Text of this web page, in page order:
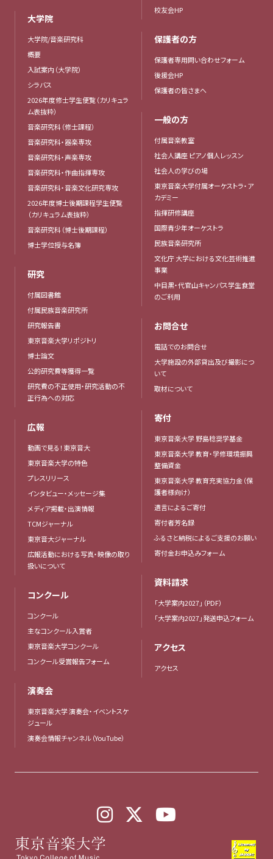
大学院
大学院/音楽研究科
概要
入試案内（大学院）
シラバス
2026年度修士学生便覧（カリキュラ
ム表抜粋）
音楽研究科（修士課程）
音楽研究科・器楽専攻
音楽研究科・声楽専攻
音楽研究科・作曲指揮専攻
音楽研究科・音楽文化研究専攻
2026年度博士後期課程学生便覧
（カリキュラム表抜粋）
音楽研究科（博士後期課程）
博士学位授与名簿
研究
付属図書館
付属民族音楽研究所
研究報告書
東京音楽大学リポジトリ
博士論文
公的研究費等獲得一覧
研究費の不正使用・研究活動の不
正行為への対応
広報
動画で見る！東京音大
東京音楽大学の特色
プレスリリース
インタビュー・メッセージ集
メディア掲載・出演情報
TCMジャーナル
東京音大ジャーナル
広報活動における写真・映像の取り
扱いについて
コンクール
コンクール
主なコンクール入賞者
東京音楽大学コンクール
コンクール受賞報告フォーム
演奏会
東京音楽大学 演奏会・イベントスケ
ジュール
演奏会情報チャンネル（YouTube）
校友会HP
保護者の方
保護者専用問い合わせフォーム
後援会HP
保護者の皆さまへ
一般の方
付属音楽教室
社会人講座 ピアノ個人レッスン
社会人の学びの場
東京音楽大学付属オーケストラ・ア
カデミー
指揮研修講座
国際青少年オーケストラ
民族音楽研究所
文化庁 大学における文化芸術推進
事業
中目黒・代官山キャンパス学生食堂
のご利用
お問合せ
電話でのお問合せ
大学施設の外部貸出及び撮影につ
いて
取材について
寄付
東京音楽大学 野島稔奨学基金
東京音楽大学 教育・学修環境振興
整備資金
東京音楽大学 教育充実協力金（保
護者様向け）
遺言によるご寄付
寄付者芳名録
ふるさと納税によるご支援のお願い
寄付金お申込みフォーム
資料請求
「大学案内2027」（PDF）
「大学案内2027」発送申込フォーム
アクセス
アクセス